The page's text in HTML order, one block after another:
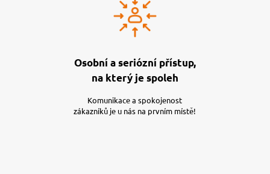
Osobní a seriózní přístup,
na který je spoleh
Komunikace a spokojenost
zákazníků je u nás na prvním místě!